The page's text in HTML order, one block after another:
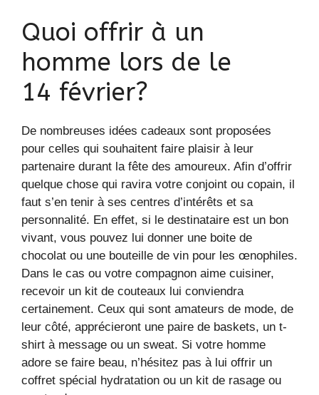
Quoi offrir à un
homme lors de le
14 février?
De nombreuses idées cadeaux sont proposées
pour celles qui souhaitent faire plaisir à leur
partenaire durant la fête des amoureux. Afin d’offrir
quelque chose qui ravira votre conjoint ou copain, il
faut s’en tenir à ses centres d’intérêts et sa
personnalité. En effet, si le destinataire est un bon
vivant, vous pouvez lui donner une boite de
chocolat ou une bouteille de vin pour les œnophiles.
Dans le cas ou votre compagnon aime cuisiner,
recevoir un kit de couteaux lui conviendra
certainement. Ceux qui sont amateurs de mode, de
leur côté, apprécieront une paire de baskets, un t-
shirt à message ou un sweat. Si votre homme
adore se faire beau, n’hésitez pas à lui offrir un
coffret spécial hydratation ou un kit de rasage ou